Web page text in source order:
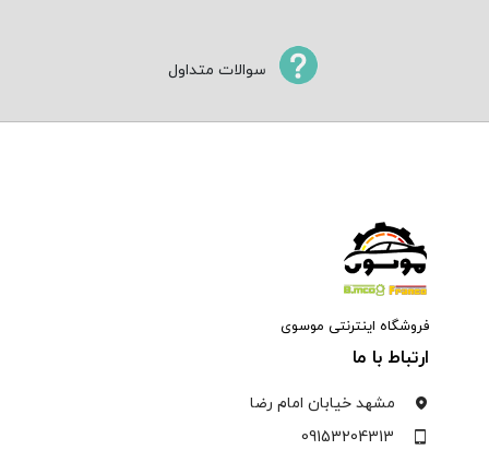
سوالات متداول
فروشگاه اینترنتی موسوی
ارتباط با ما
مشهد خیابان امام رضا
09153204313